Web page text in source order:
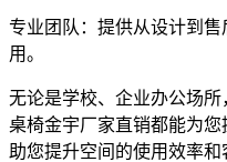
专业团队：提供从设计到
用。
无论是学校、企业办公场
桌椅金宇厂家直销都能为
助您提升空间的使用效率和